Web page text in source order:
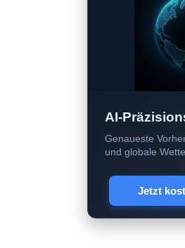
AI-
Genaueste
und globale
Jetzt